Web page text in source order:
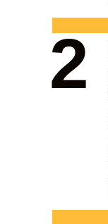
2